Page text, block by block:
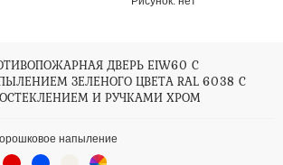
ДВЕРЬ EIW60 С
ЗЕЛЕНОГО ЦВЕТА RAL 6038 С
И РУЧКАМИ ХРОМ
напыление